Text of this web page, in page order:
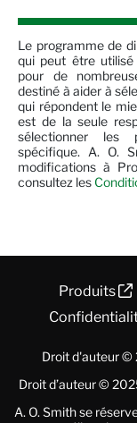
Le programme de
qui peut être
pour de
destiné à aider à
qui répondent le
est de la seule
sélectionner les
spécifique. A. O.
modifications à
consultez les
Produits
Droit d'auteur ©
Droit d’auteur ©
A. O. Smith se